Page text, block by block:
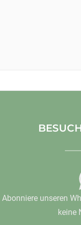
Abonniere unseren
keine